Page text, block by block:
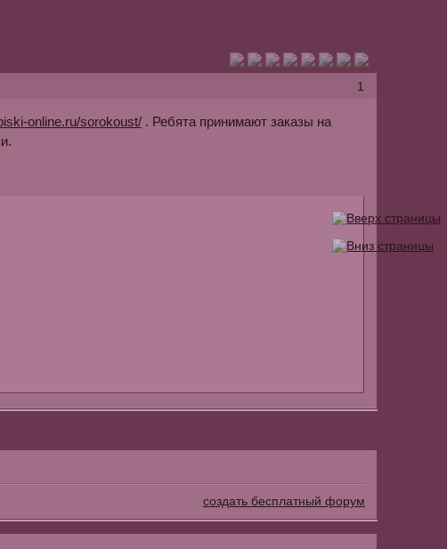
1
online.ru/sorokoust/. Ребята принимают заказы на
создать бесплатный форум